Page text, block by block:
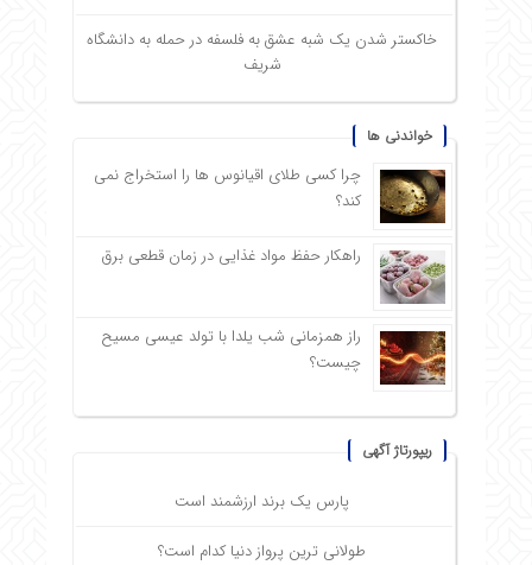
خاکستر شدن یک شبه عشق به فلسفه در حمله به دانشگاه
شریف
خواندنی ها
چرا کسی طلای اقیانوس ها را استخراج نمی
کند؟
راهکار حفظ مواد غذایی در زمان قطعی برق
راز همزمانی شب یلدا با تولد عیسی مسیح
چیست؟
ریپورتاژ آگهی
پارس یک برند ارزشمند است
طولانی ترین پرواز دنیا کدام است؟